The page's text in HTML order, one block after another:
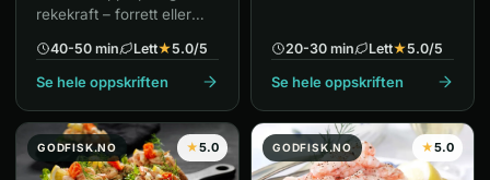
rekekraft – forrett eller
40-50 min Lett★5.0/5
Se hele oppskriften
20-30 min Lett★5.0/5
Se hele oppskriften
GODFISK.NO ★5.0 GODFISK.NO ★5.0